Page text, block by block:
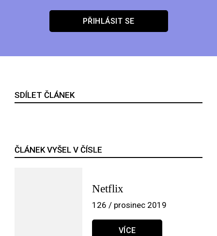
PŘIHLÁSIT SE
SDÍLET ČLÁNEK
ČLÁNEK VYŠEL V ČÍSLE
Netflix
126 / prosinec 2019
VÍCE